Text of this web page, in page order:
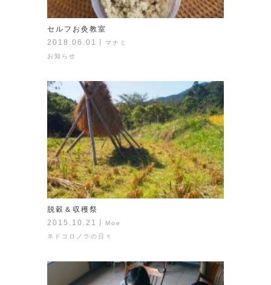
セルフお灸教室
2018.06.01
マナミ
お知らせ
脱穀＆収穫祭
2015.10.21
Moe
ネドコロノラの日々